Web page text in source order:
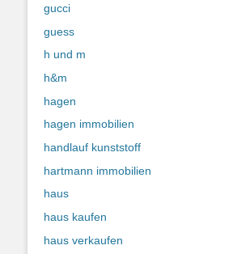
gucci
guess
h und m
h&m
hagen
hagen immobilien
handlauf kunststoff
hartmann immobilien
haus
haus kaufen
haus verkaufen